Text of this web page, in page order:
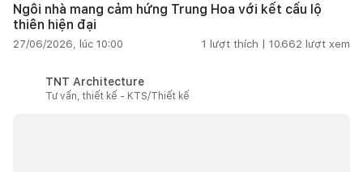
Ngôi nhà mang cảm hứng Trung Hoa với kết cấu lộ
thiên hiện đại
27/06/2026, lúc 10:00 1 lượt thích | 10.662 lượt xem
TNT Architecture
Tư vấn, thiết kế - KTS/Thiết kế